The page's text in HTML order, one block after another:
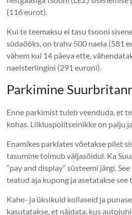
(116 eurot).
Kui te teemaksu ei tasu tsooni
südaööks, on trahv 500 naela (581
vähem kui 14 päeva ette,
naelsterlingini (291 euroni).
Parkimine
Enne parkimist tuleb veenduda, et
kohas. Liikluspolitseinikke on palju
Enamikes parklates võetakse pilet
tasumine toimub väljasõidul. Ka
“pay and display” süsteemi järgi.
teatud aja kupong ja asetatakse see
Kahe- ja üksikuid kollaseid ja
kasutatakse, et näidata, kus